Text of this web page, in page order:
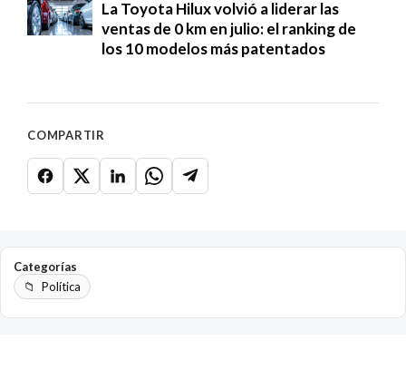
La Toyota Hilux volvió a liderar las
ventas de 0 km en julio: el ranking de
los 10 modelos más patentados
COMPARTIR
Categorías
Política